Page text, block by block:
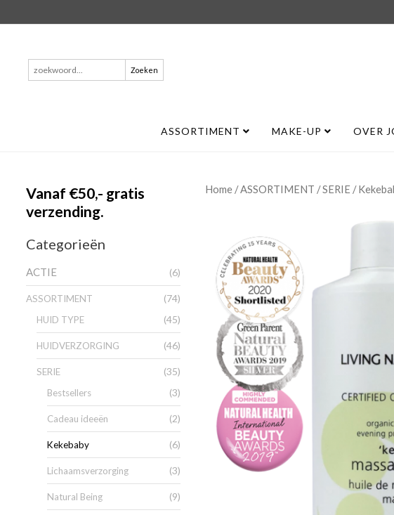
Zoeken
naar:
ASSORTIMENT MAKE-UP OVER
Vanaf €50,- gratis
verzending.
Categorieën
ACTIE (6)
ASSORTIMENT (74)
HUID TYPE (45)
HUIDVERZORGING (46)
SERIE (35)
Bestsellers (3)
Cadeau ideeën (2)
Kekebaby (6)
Lichaamsverzorging (3)
Natural Being (9)
Home /ASSORTIMENT /SERIE /